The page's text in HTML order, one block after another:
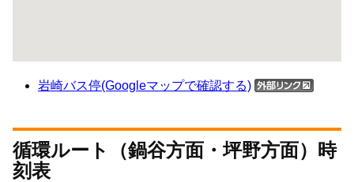
岩崎バス停(Googleマップで確認する)
循環ルート（鍋谷方面・坪野方面）時
刻表